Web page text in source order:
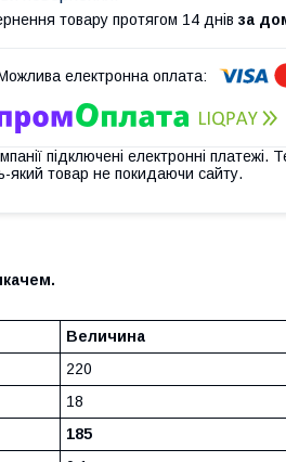
товару протягом 14 днів за
підключені електронні платежі.
який товар не покидаючи сайту.
Величина
220
18
185